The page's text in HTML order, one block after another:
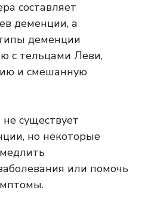
составляет
деменции, а
деменции
с тельцами Леви,
и смешанную
существует
но некоторые
или помочь